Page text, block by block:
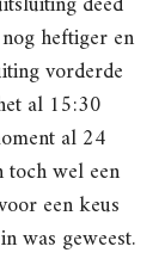
heftiger en
vorderde
al 15:30
al 24
toch wel een
een keus
was geweest.